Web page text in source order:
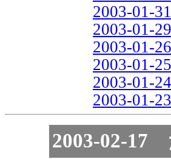
2003-01-31
2003-01-29
2003-01-26
2003-01-25
2003-01-24
2003-01-23
2003-02-17